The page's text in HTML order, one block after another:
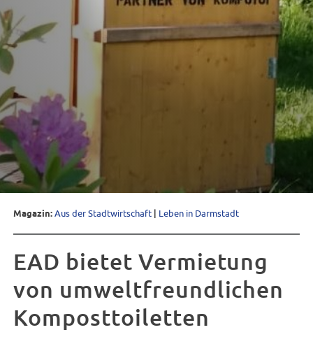
Magazin:Aus der Stadtwirtschaft Leben in Darmstadt
EAD bietet Vermietung
von umweltfreundlichen
Komposttoiletten